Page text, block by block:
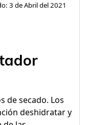
3 de Abril del 2021
de secado. Los
deshidratar y